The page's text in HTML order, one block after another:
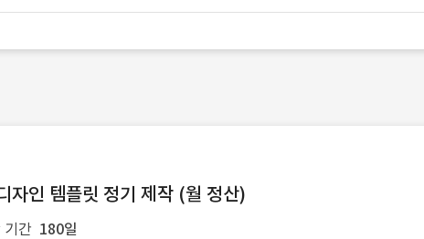
자인 템플릿 정기 제작 (월 정산)
기간 180일